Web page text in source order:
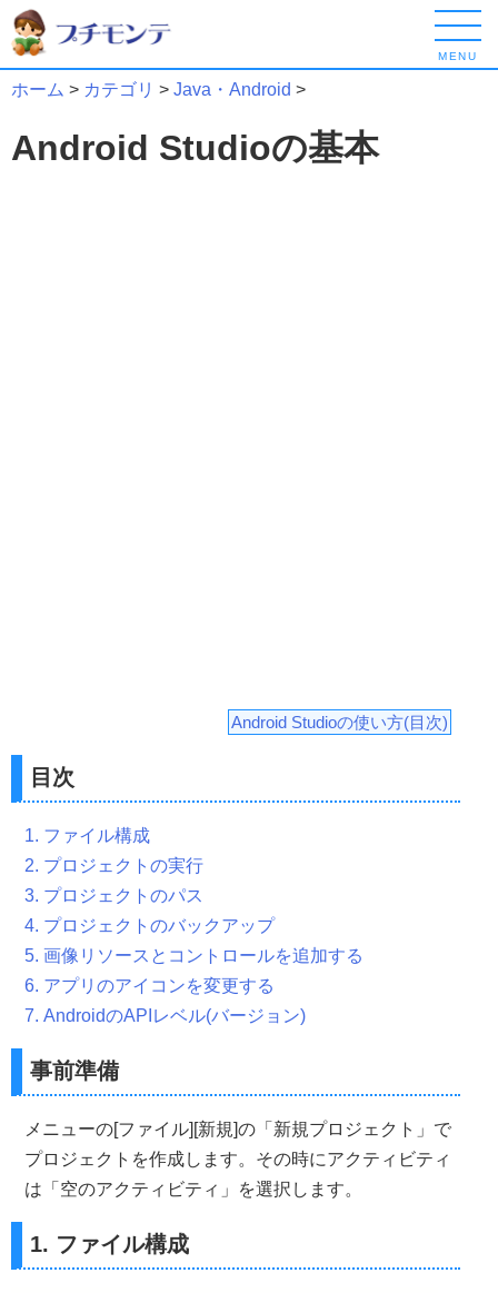
MENU
ホーム > カテゴリ > Java・Android >
Android Studioの基本
Android Studioの使い方(目次)
目次
1. ファイル構成
2. プロジェクトの実行
3. プロジェクトのパス
4. プロジェクトのバックアップ
5. 画像リソースとコントロールを追加する
6. アプリのアイコンを変更する
7. AndroidのAPIレベル(バージョン)
事前準備
メニューの[ファイル][新規]の「新規プロジェクト」で
プロジェクトを作成します。その時にアクティビティ
は「空のアクティビティ」を選択します。
1. ファイル構成